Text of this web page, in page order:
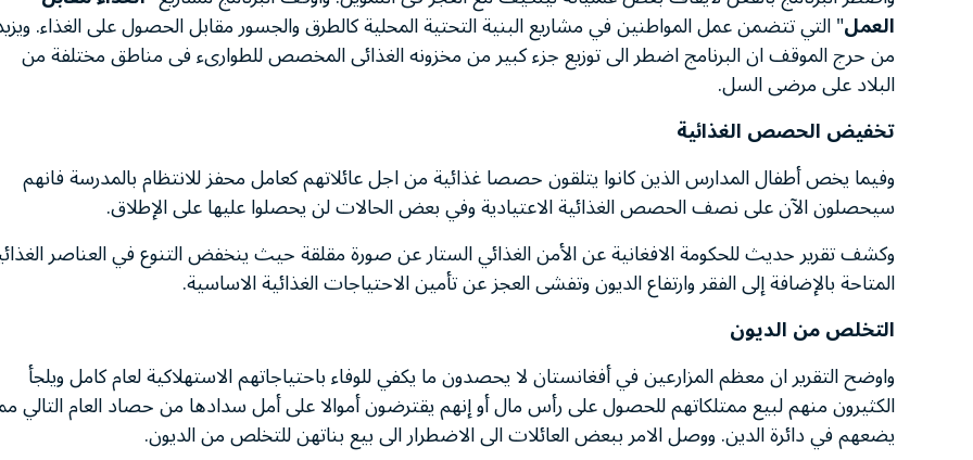
العمل" التي تتضمن عمل المواطنين في مشاريع البنية التحتية المحلية كالطرق والجسور مقابل الحصول على الغذاء.
من حرج الموقف ان البرنامج اضطر الى توزيع جزء كبير من مخزونه الغذائى المخصص للطوارىء فى مناطق مختلفة من
البلاد على مرضى السل.
تخفيض الحصص الغذائية
وفيما يخص أطفال المدارس الذين كانوا يتلقون حصصا غذائية من اجل عائلاتهم كعامل محفز للانتظام بالمدرسة فانهم
سيحصلون الآن على نصف الحصص الغذائية الاعتيادية وفي بعض الحالات لن يحصلوا عليها على الإطلاق.
وكشف تقرير حديث للحكومة الافغانية عن الأمن الغذائي الستار عن صورة مقلقة حيث ينخفض التنوع في العناصر
المتاحة بالإضافة إلى الفقر وارتفاع الديون وتفشى العجز عن تأمين الاحتياجات الغذائية الاساسية.
التخلص من الديون
واوضح التقرير ان معظم المزارعين في أفغانستان لا يحصدون ما يكفي للوفاء باحتياجاتهم الاستهلاكية لعام كامل ويلجأ
الكثيرون منهم لبيع ممتلكاتهم للحصول على رأس مال أو إنهم يقترضون أموالا على أمل سدادها من حصاد العام التالي
يضعهم في دائرة الدين. ووصل الامر ببعض العائلات الى الاضطرار الى بيع بناتهن للتخلص من الديون.